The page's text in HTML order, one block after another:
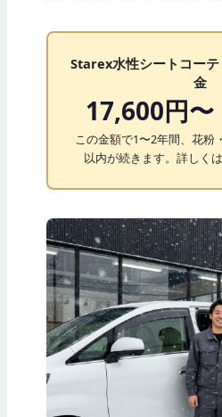
Starex水性シートコー
金
17,600円〜
この金額で1〜2年間、花粉
以内が続きます。詳しく